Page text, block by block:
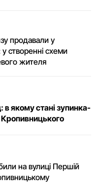
продавали у
створенні схеми
жителя
в якому стані зупинка-
Кропивницького
на вулиці Першій